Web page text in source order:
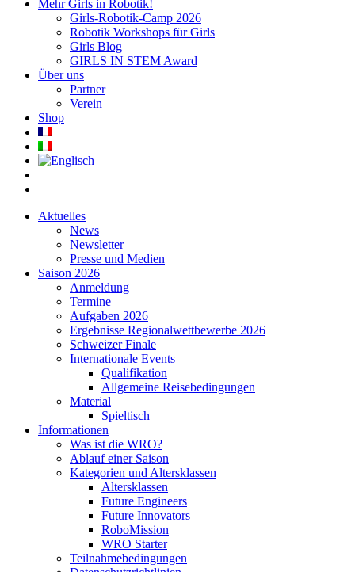
Mehr Girls in Robotik!
Girls-Robotik-Camp 2026
Robotik Workshops für Girls
Girls Blog
GIRLS IN STEM Award
Über uns
Partner
Verein
Shop
Aktuelles
News
Newsletter
Presse und Medien
Saison 2026
Anmeldung
Termine
Aufgaben 2026
Ergebnisse Regionalwettbewerbe 2026
Schweizer Finale
Internationale Events
Qualifikation
Allgemeine Reisebedingungen
Material
Spieltisch
Informationen
Was ist die WRO?
Ablauf einer Saison
Kategorien und Altersklassen
Altersklassen
Future Engineers
Future Innovators
RoboMission
WRO Starter
Teilnahmebedingungen